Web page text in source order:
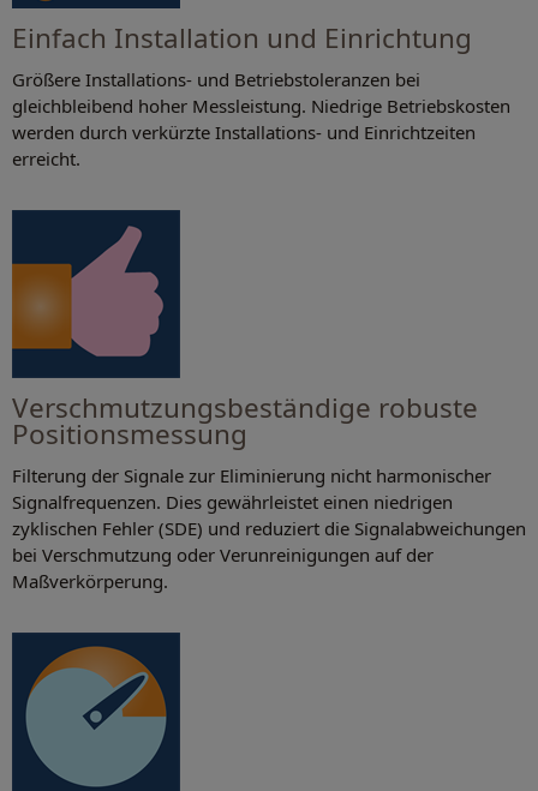
Einfach Installation und Einrichtung
Größere Installations- und Betriebstoleranzen bei
gleichbleibend hoher Messleistung. Niedrige Betriebskosten
werden durch verkürzte Installations- und Einrichtzeiten
erreicht.
Verschmutzungsbeständige robuste
Positionsmessung
Filterung der Signale zur Eliminierung nicht harmonischer
Signalfrequenzen. Dies gewährleistet einen niedrigen
zyklischen Fehler (SDE) und reduziert die Signalabweichungen
bei Verschmutzung oder Verunreinigungen auf der
Maßverkörperung.